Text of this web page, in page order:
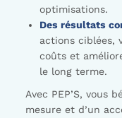
optimisations.
Des résultats
actions ciblées,
coûts et
le long terme.
Avec PEP’S, vous
mesure et d’un